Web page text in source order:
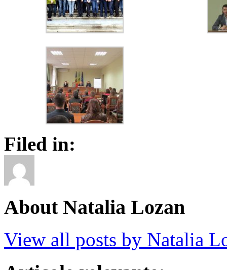
Filed in:
About Natalia Lozan
View all posts by Natalia